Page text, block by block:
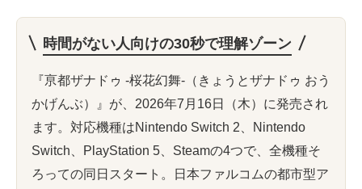
時間がない人向けの30秒で理解ゾーン
『亰都ザナドゥ -桜花幻舞-（きょうとザナドゥ おう
かげんぶ）』が、2026年7月16日（木）に発売され
ます。対応機種はNintendo Switch 2、Nintendo
Switch、PlayStation 5、Steamの4つで、全機種そ
ろっての同日スタート。日本ファルコムの都市型ア